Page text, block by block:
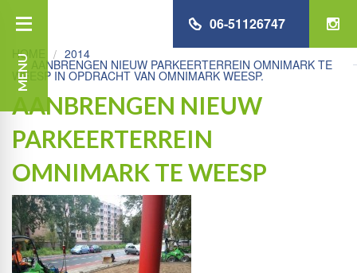
MENU
06-51126747
HOME 2014
AANBRENGEN NIEUW PARKEERTERREIN OMNIMARK TE
WEESP IN OPDRACHT VAN OMNIMARK WEESP.
AANBRENGEN NIEUW
PARKEERTERREIN
OMNIMARK TE WEESP